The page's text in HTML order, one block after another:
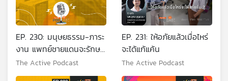
EP. 230: มนุษยธรรม-ภาระ
งาน แพทย์ชายแดนจะรักษา
สมดุลได้อย่างไร
The Active Podcast
EP. 231: ให้อภัยแล้วเมื่อไหร่
จะได้แก้แค้น
The Active Podcast